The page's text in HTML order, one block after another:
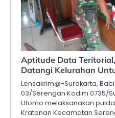
Aptitude Data
Datangi Kelurahan
Lensakrim@-Surakarta,
03/Serengan Kodim 0735/
Utomo melaksanakan
Kratonan Kecamatan